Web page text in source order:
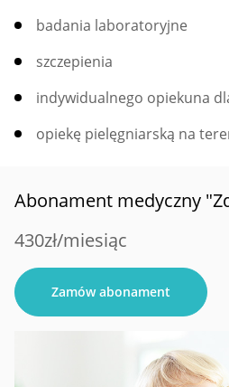
badania laboratoryjne
szczepienia
indywidualnego opiekuna
opiekę pielęgniarską na
Abonament medyczny
430zł/miesiąc
Zamów abonament